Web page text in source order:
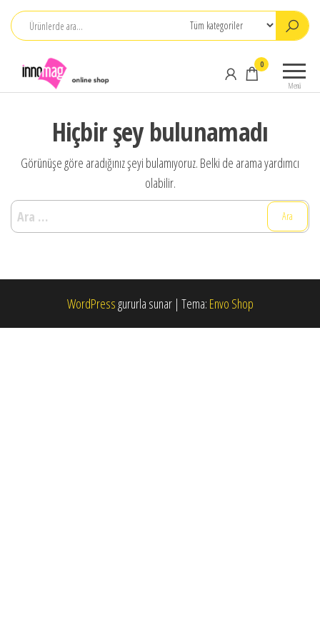
İçeriğe
atla
Satış / Menü
0
Hiçbir şey bulunamadı
Görünüşe göre aradığınız şeyi bulamıyoruz. Belki de arama yardımcı
olabilir.
WordPressgururla sunar | Tema: Envo Shop